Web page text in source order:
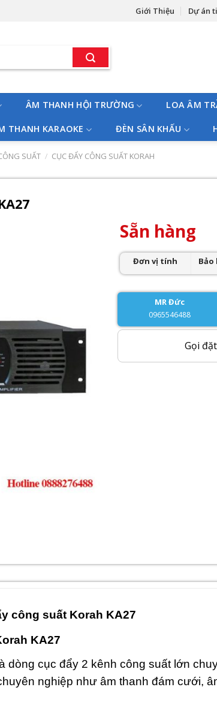
Giới Thiệu Dự án
ÂM THANH HỘI TRƯỜNG LOA ÂM
THANH KARAOKE ĐÈN SÂN KHẤU
SUẤT / CỤC ĐẨY CÔNG SUẤT KORAH
Sẵn hàng
Đơn vị tính Bảo
MR Đức
0965546488
Gọi
công suất Korah KA27
KA27
dòng cục đẩy 2 kênh công suất lớn
nghiệp như âm thanh đám cưới,